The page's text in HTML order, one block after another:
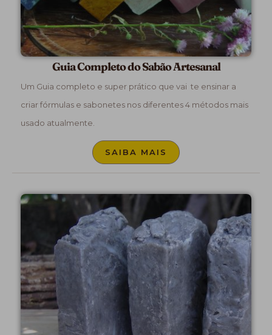
Guia Completo do Sabão Artesanal
Um Guia completo e super prático que vai te ensinar a
criar fórmulas e sabonetes nos diferentes 4 métodos mais
usado atualmente.
SAIBA MAIS